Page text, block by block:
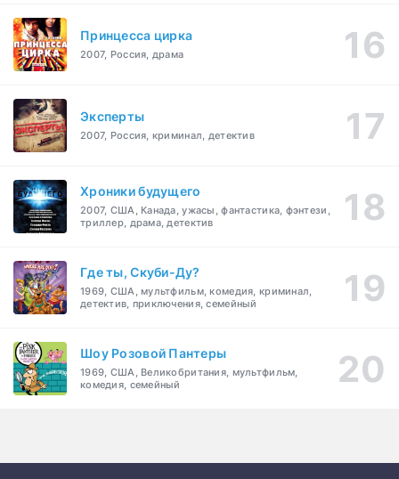
Принцесса цирка
2007, Россия, драма
Эксперты
2007, Россия, криминал, детектив
Хроники будущего
2007, США, Канада, ужасы, фантастика, фэнтези,
триллер, драма, детектив
Где ты, Скуби-Ду?
1969, США, мультфильм, комедия, криминал,
детектив, приключения, семейный
Шоу Розовой Пантеры
1969, США, Великобритания, мультфильм,
комедия, семейный